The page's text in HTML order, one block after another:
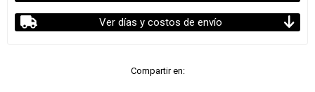
Ver días y costos de envío
Compartir en: